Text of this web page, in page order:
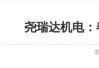
尧瑞达机电